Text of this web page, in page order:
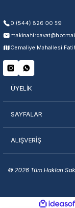
0 (544) 826 00 59
Cemaliye Mahallesi
ÜYELİK
SAYFALAR
ALIŞVERİŞ
© 2026 Tüm Hakları